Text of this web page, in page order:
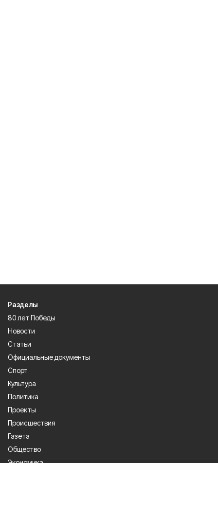
Разделы
80 лет Победы
Новости
Статьи
Официальные документы
Спорт
Культура
Политика
Проекты
Происшествия
Газета
Общество
Экономика